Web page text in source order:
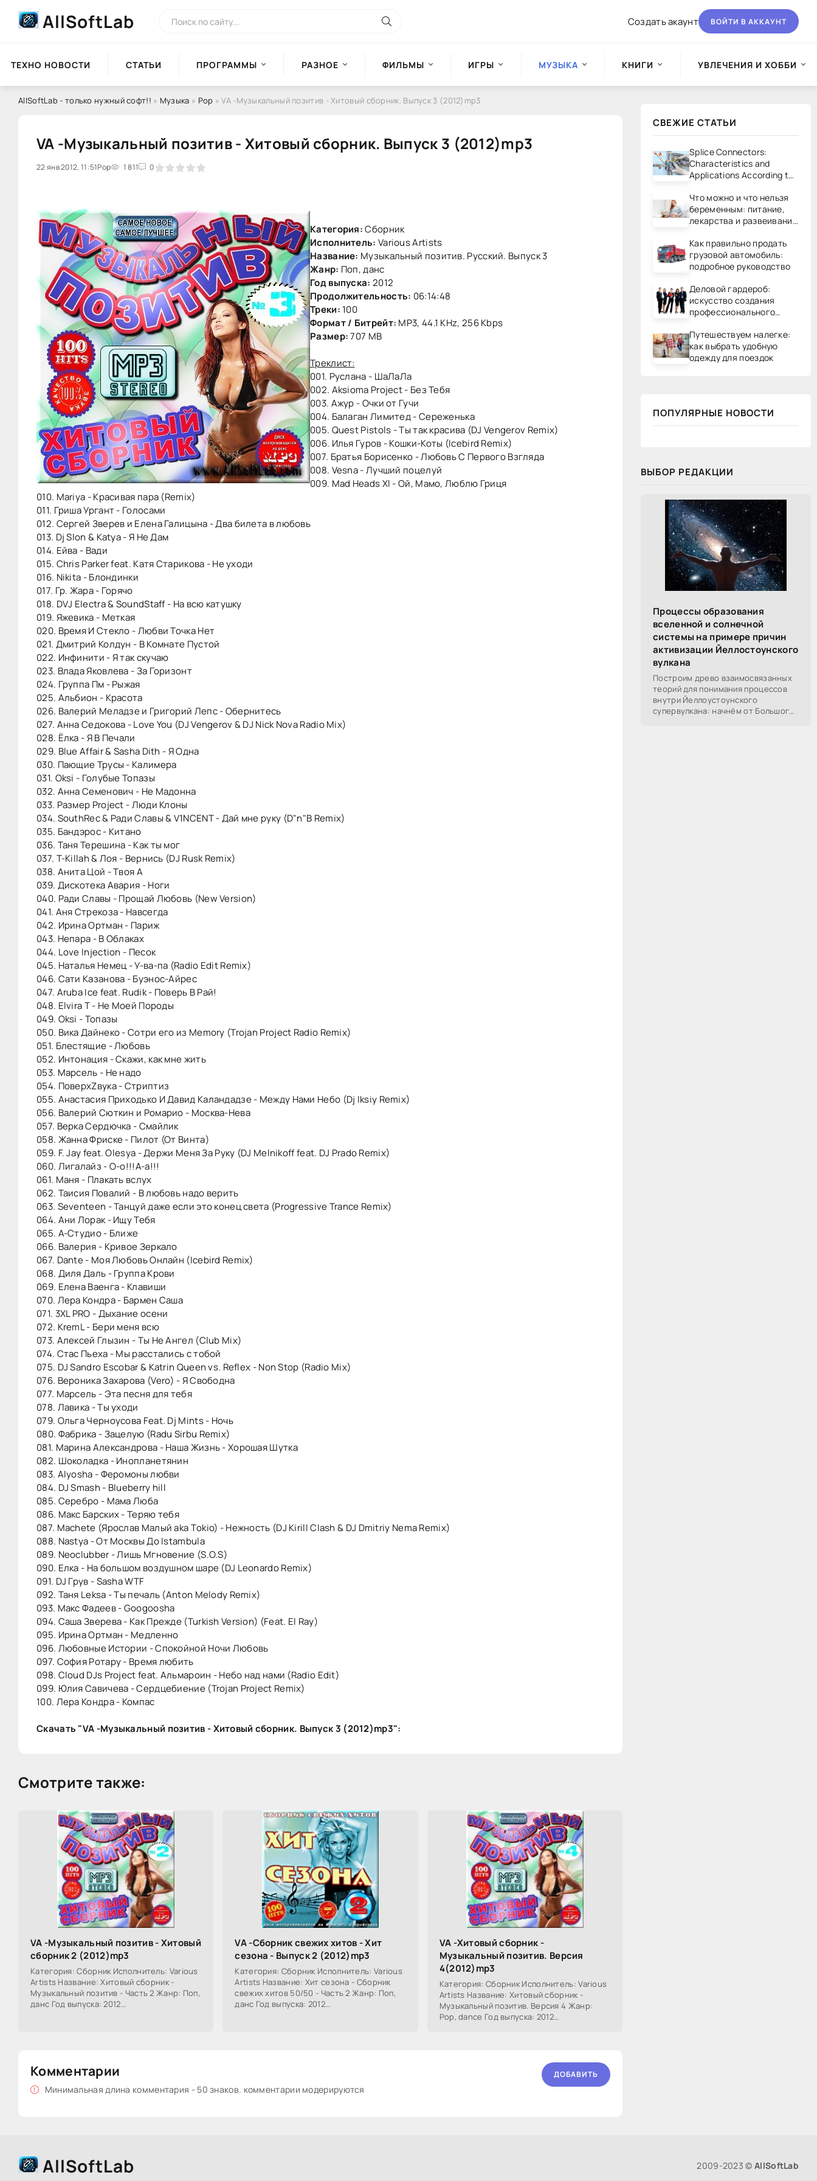
AllSoftLab Создать акаунт ВОЙТИ В АККАУНТ
ТЕХНО НОВОСТИ СТАТЬИ ПРОГРАММЫ РАЗНОЕ ФИЛЬМЫ ИГРЫ МУЗЫКА КНИГИ УВЛЕЧЕНИЯ И ХОББИ
AllSoftLab - только нужный софт!! » Музыка » Pop » VA -Музыкальный позитив - Хитовый сборник. Выпуск 3 (2012)mp3
VA -Музыкальный позитив - Хитовый сборник. Выпуск 3 (2012)mp3
22 янв 2012, 11:51Pop 1 811 0
0 1 2 3 4 5
Категория:Сборник
Исполнитель: Various Artists
Название: Музыкальный позитив. Русский. Выпуск 3
Жанр: Поп, данс
Год выпуска: 2012
Продолжительность: 06:14:48
Треки: 100
Формат / Битрейт: MP3, 44.1 KHz, 256 Kbps
Размер:707 MB
Треклист:
001. Руслана - ШаЛаЛа
002. Aksioma Project - Без Тебя
003. Ажур - Очки от Гучи
004. Балаган Лимитед - Сереженька
005. Quest Pistols - Ты так красива (DJ Vengerov Remix)
006. Илья Гуров - Кошки-Коты (Icebird Remix)
007. Братья Борисенко - Любовь С Первого Взгляда
008. Vesna - Лучший поцелуй
009. Mad Heads Xl - Ой, Мамо, Люблю Гриця
010. Mariya - Красивая пара (Remix)
011. Гриша Ургант - Голосами
012. Сергей Зверев и Елена Галицына - Два билета в любовь
013. Dj Slon & Katya - Я Не Дам
014. Ейва - Вади
015. Сhris Parker feat. Катя Старикова - Не уходи
016. Nikita - Блондинки
017. Гр. Жара - Горячо
018. DVJ Electra & SoundStaff - На всю катушку
019. Яжевика - Меткая
020. Время И Стекло - Любви Точка Нет
021. Дмитрий Колдун - В Комнате Пустой
022. Инфинити - Я так скучаю
023. Влада Яковлева - За Горизонт
024. Группа Пм - Рыжая
025. Альбион - Красота
026. Валерий Меладзе и Григорий Лепс - Обернитесь
027. Анна Седокова - Love You (DJ Vengerov & DJ Nick Nova Radio Mix)
028. Ёлка - Я В Печали
029. Blue Affair & Sasha Dith - Я Одна
030. Пающие Трусы - Калимера
031. Oksi - Голубые Топазы
032. Анна Семенович - Не Мадонна
033. Размер Project - Люди Клоны
034. SouthRec & Ради Славы & V1NCENT - Дай мне руку (D"n"B Remix)
035. Бандэрос - Китано
036. Таня Терешина - Как ты мог
037. T-Killah & Лоя - Вернись (DJ Rusk Remix)
038. Анита Цой - Твоя А
039. Дискотека Авария - Ноги
040. Ради Славы - Прощай Любовь (New Version)
041. Аня Стрекоза - Навсегда
042. Ирина Ортман - Париж
043. Непара - В Облаках
044. Love Injection - Песок
045. Наталья Немец - У-ва-па (Radio Edit Remix)
046. Сати Казанова - Буэнос-Айрес
047. Aruba Ice feat. Rudik - Поверь В Рай!
048. Elvira T - Не Моей Породы
049. Oksi - Топазы
050. Вика Дайнеко - Сотри его из Memory (Trojan Project Radio Remix)
051. Блестящие - Любовь
052. Интонация - Скажи, как мне жить
053. Марсель - Не надо
054. ПоверхZвука - Стриптиз
055. Анастасия Приходько И Давид Каландадзе - Между Нами Небо (Dj Iksiy Remix)
056. Валерий Сюткин и Ромарио - Москва-Нева
057. Верка Сердючка - Смайлик
058. Жанна Фриске - Пилот (От Винта)
059. F. Jay feat. Olesya - Держи Меня За Руку (DJ Melnikoff feat. DJ Prado Remix)
060. Лигалайз - О-о!!!А-а!!!
061. Маня - Плакать вслух
062. Таисия Повалий - В любовь надо верить
063. Seventeen - Танцуй даже если это конец света (Progressive Trance Remix)
064. Ани Лорак - Ищу Тебя
065. А-Студио - Ближе
066. Валерия - Кривое Зеркало
067. Dаnte - Моя Любовь Онлайн (Icebird Remix)
068. Диля Даль - Группа Крови
069. Елена Ваенга - Клавиши
070. Лера Кондра - Бармен Саша
071. 3XL PRO - Дыxание осени
072. KremL - Бери меня всю
073. Алексей Глызин - Ты Не Ангел (Club Mix)
074. Стас Пьеха - Мы расстались с тобой
075. DJ Sandro Escobar & Katrin Queen vs. Reflex - Non Stop (Radio Mix)
076. Вероника Захарова (Vero) - Я Свободна
077. Марсель - Эта песня для тебя
078. Лавика - Ты уходи
079. Ольга Черноусова Feat. Dj Mints - Ночь
080. Фабрика - Зацелую (Radu Sirbu Remix)
081. Марина Александрова - Наша Жизнь - Хорошая Шутка
082. Шоколадка - Инопланетянин
083. Alyosha - Феромоны любви
084. DJ Smash - Blueberry hill
085. Серебро - Мама Люба
086. Макс Барских - Теряю тебя
087. Machete (Ярослав Малый aka Тokio) - Нежность (DJ Kirill Clash & DJ Dmitriy Nema Remix)
088. Nastya - От Москвы До Istambula
089. Neoclubber - Лишь Мгновение (S.O.S)
090. Елка - На большом воздушном шаре (DJ Leonardo Remix)
091. DJ Грув - Sasha WTF
092. Таня Leksa - Ты печаль (Anton Melody Remix)
093. Макс Фадеев - Googoosha
094. Саша Зверева - Как Прежде (Turkish Version) (Feat. El Ray)
095. Ирина Ортман - Медленно
096. Любовные Истории - Спокойной Ночи Любовь
097. София Ротару - Время любить
098. Cloud DJs Project feat. Альмароин - Небо над нами (Radio Edit)
099. Юлия Савичева - Сердцебиение (Trojan Project Remix)
100. Лера Кондра - Компас
Скачать "VA -Музыкальный позитив - Хитовый сборник. Выпуск 3 (2012)mp3":
Смотрите также:
VA -Музыкальный позитив - Хитовый
сборник 2 (2012)mp3
Категория: Сборник Исполнитель: Various
Artists Название: Хитовый сборник -
Музыкальный позитив - Часть 2 Жанр: Поп,
данс Год выпуска: 2012
VA -Сборник свежих хитов - Хит
сезона - Выпуск 2 (2012)mp3
Категория: Сборник Исполнитель: Various
Artists Название: Хит сезона - Сборник
свежих хитов 50/50 - Часть 2 Жанр: Поп,
данс Год выпуска: 2012
VA -Хитовый сборник -
Музыкальный позитив. Версия
4(2012)mp3
Категория: Сборник Исполнитель: Various
Artists Название: Хитовый сборник -
Музыкальный позитив. Версия 4 Жанр:
Pop, dance Год выпуска: 2012
Комментарии
Минимальная длина комментария - 50 знаков. комментарии модерируются
ДОБАВИТЬ
СВЕЖИЕ СТАТЬИ
Splice Connectors:
Characteristics and
Applications According to
Что можно и что нельзя
беременным: питание,
лекарства и развеивание
Как правильно продать
грузовой автомобиль:
подробное руководство
Деловой гардероб:
искусство создания
профессионального
Путешествуем налегке:
как выбрать удобную
одежду для поездок
ПОПУЛЯРНЫЕ НОВОСТИ
ВЫБОР РЕДАКЦИИ
Процессы образования
вселенной и солнечной
системы на примере причин
активизации Йеллостоунского
вулкана
Построим древо взаимосвязанных
теорий для понимания процессов
внутри Йеллоустоунского
супервулкана: начнём от Большого
AllSoftLab 2009-2023 © AllSoftLab